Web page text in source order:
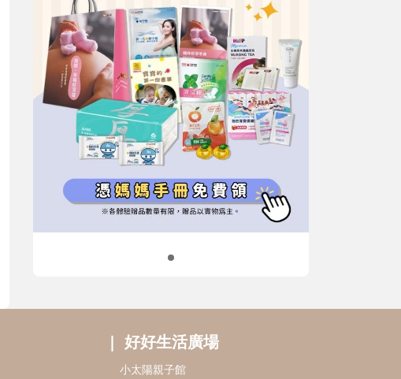
好好生活廣場
小太陽親子館